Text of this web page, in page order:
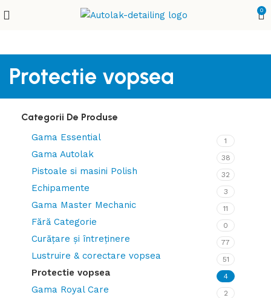
0
Protectie vopsea
Categorii De Produse
Gama Essential 1
Gama Autolak 38
Pistoale si masini Polish 32
Echipamente 3
Gama Master Mechanic 11
Fără Categorie 0
Curățare și întreținere 77
Lustruire & corectare vopsea 51
Protectie vopsea 4
Gama Royal Care 2